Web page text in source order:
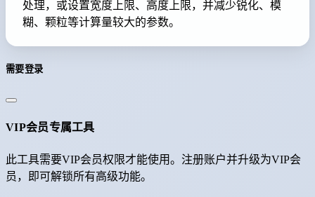
处理，或设置宽度上限、高度上限，并减少锐化、模
糊、颗粒等计算量较大的参数。
需要登录
VIP会员专属工具
此工具需要VIP会员权限才能使用。注册账户并升级为VIP会
员，即可解锁所有高级功能。